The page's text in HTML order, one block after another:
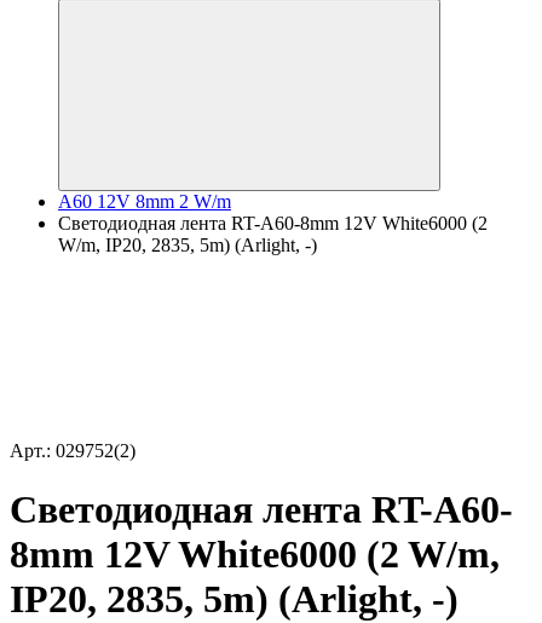
A60 12V 8mm 2 W/m
Светодиодная лента RT-A60-8mm 12V White6000 (2
W/m, IP20, 2835, 5m) (Arlight, -)
Арт.: 029752(2)
Светодиодная лента RT-A60-
8mm 12V White6000 (2 W/m,
IP20, 2835, 5m) (Arlight, -)